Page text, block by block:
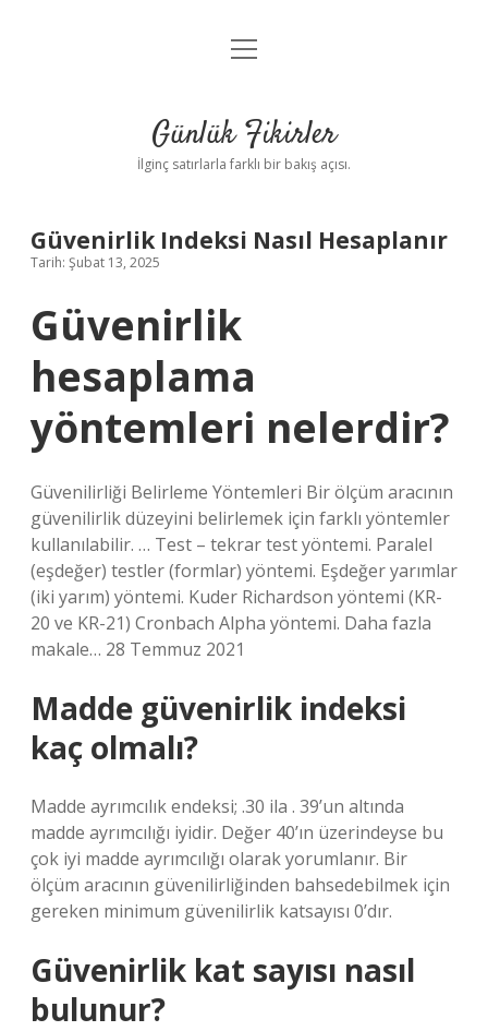
Anasayfa
Yasal Uyarı
menüyü
Günlük Fikirler
İlginç satırlarla farklı bir bakış açısı.
Güvenirlik Indeksi Nasıl Hesaplanır
Tarih: Şubat 13, 2025
Güvenirlik
hesaplama
yöntemleri nelerdir?
Güvenilirliği Belirleme Yöntemleri Bir ölçüm aracının
güvenilirlik düzeyini belirlemek için farklı yöntemler
kullanılabilir. … Test – tekrar test yöntemi. Paralel
(eşdeğer) testler (formlar) yöntemi. Eşdeğer yarımlar
(iki yarım) yöntemi. Kuder Richardson yöntemi (KR-
20 ve KR-21) Cronbach Alpha yöntemi. Daha fazla
makale… 28 Temmuz 2021
Madde güvenirlik indeksi
kaç olmalı?
Madde ayrımcılık endeksi; .30 ila . 39’un altında
madde ayrımcılığı iyidir. Değer 40’ın üzerindeyse bu
çok iyi madde ayrımcılığı olarak yorumlanır. Bir
ölçüm aracının güvenilirliğinden bahsedebilmek için
gereken minimum güvenilirlik katsayısı 0’dır.
Güvenirlik kat sayısı nasıl
bulunur?